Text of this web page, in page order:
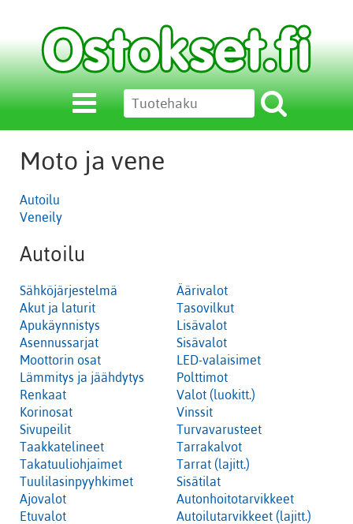
Moto ja vene
Autoilu
Veneily
Autoilu
Sähköjärjestelmä
Akut ja laturit
Apukäynnistys
Asennussarjat
Moottorin osat
Lämmitys ja jäähdytys
Renkaat
Korinosat
Sivupeilit
Taakkatelineet
Takatuuliohjaimet
Tuulilasinpyyhkimet
Ajovalot
Etuvalot
Äärivalot
Tasovilkut
Lisävalot
Sisävalot
LED-valaisimet
Polttimot
Valot (luokitt.)
Vinssit
Turvavarusteet
Tarrakalvot
Tarrat (lajitt.)
Sisätilat
Autonhoitotarvikkeet
Autoilutarvikkeet (lajitt.)